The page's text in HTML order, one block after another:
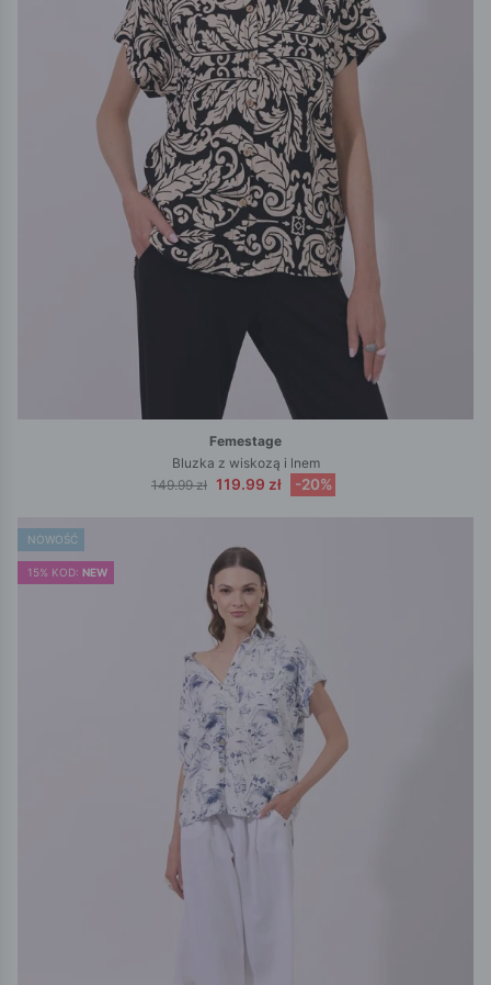
Femestage
Bluzka z wiskozą i lnem
149.99 zł 119.99 zł -20%
NOWOŚĆ
15% KOD: NEW